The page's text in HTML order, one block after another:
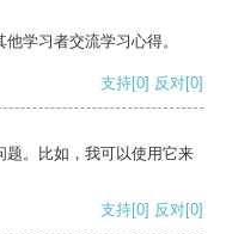
学习者交流学习心得。
支持[0] 反对[0]
题。比如，我可以使用它来
支持[0] 反对[0]